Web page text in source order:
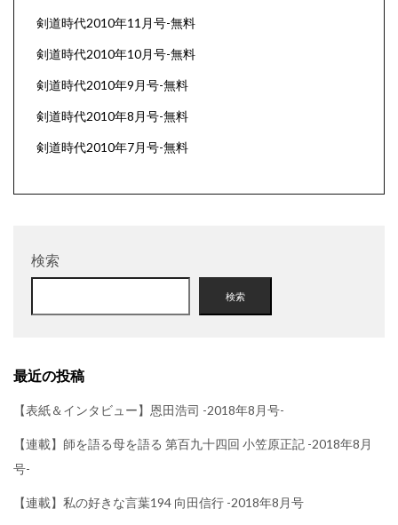
剣道時代2010年11月号-無料
剣道時代2010年10月号-無料
剣道時代2010年9月号-無料
剣道時代2010年8月号-無料
剣道時代2010年7月号-無料
検索
検索
最近の投稿
【表紙＆インタビュー】恩田浩司 -2018年8月号-
【連載】師を語る母を語る 第百九十四回 小笠原正記 -2018年8月
号-
【連載】私の好きな言葉194 向田信行 -2018年8月号